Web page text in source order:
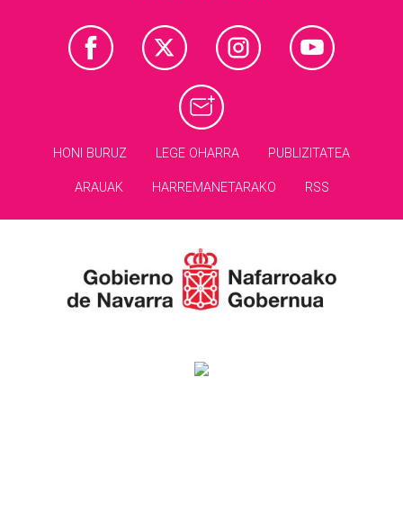
HONI BURUZ LEGE OHARRA PUBLIZITATEA
ARAUAK HARREMANETARAKO RSS